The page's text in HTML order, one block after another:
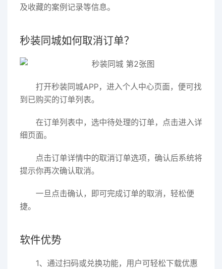
及收藏的案例记录等信息。
秒装同城如何取消订单？
打开秒装同城APP，进入个人中心页面，便可找
到已购买的订单列表。
在订单列表中，选中待处理的订单，点击进入详
细页面。
点击订单详情中的取消订单选项，确认后系统将
提示你再次确认取消。
一旦点击确认，即可完成订单的取消，轻松便
捷。
软件优势
1、通过扫码或兑换功能，用户可轻松下载优惠